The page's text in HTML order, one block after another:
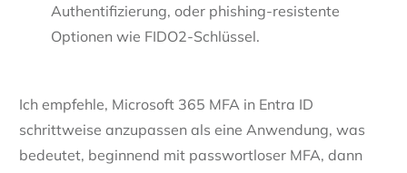
Authentifizierung, oder phishing-resistente
Optionen wie FIDO2-Schlüssel.
Ich empfehle, Microsoft 365 MFA in Entra ID
schrittweise anzupassen als eine Anwendung, was
bedeutet, beginnend mit passwortloser MFA, dann